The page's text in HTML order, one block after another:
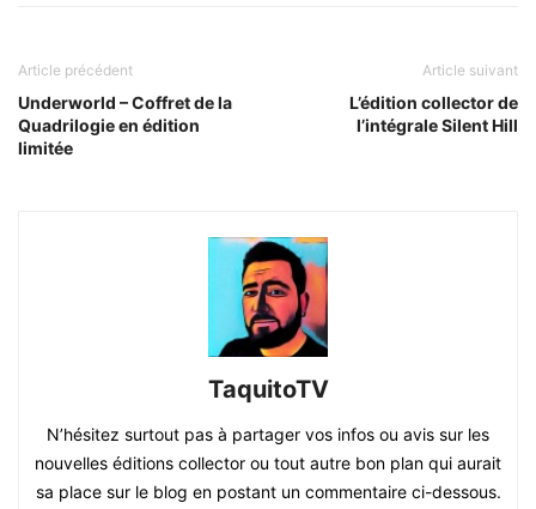
Article précédent
Underworld – Coffret de la
Quadrilogie en édition
limitée
Article suivant
L’édition collector de
l’intégrale Silent Hill
TaquitoTV
N’hésitez surtout pas à partager vos infos ou avis sur les
nouvelles éditions collector ou tout autre bon plan qui aurait
sa place sur le blog en postant un commentaire ci-dessous.